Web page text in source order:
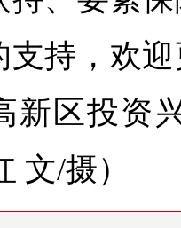
支持，欢
新区投资
文/摄）